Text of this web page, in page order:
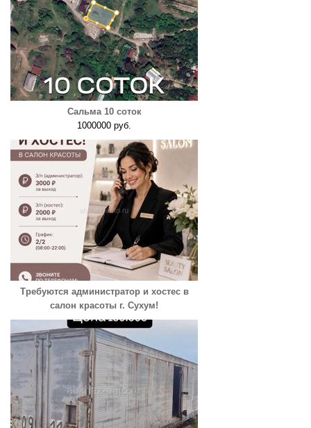
Сальма 10 соток
1000000 руб.
Требуются администратор и хостес в
салон красоты г. Сухум!